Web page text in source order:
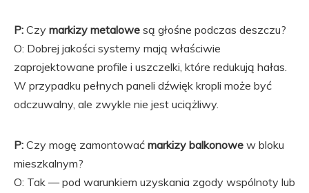
P: Czy markizy metalowe są głośne podczas deszczu?
O: Dobrej jakości systemy mają właściwie
zaprojektowane profile i uszczelki, które redukują hałas.
W przypadku pełnych paneli dźwięk kropli może być
odczuwalny, ale zwykle nie jest uciążliwy.
P: Czy mogę zamontować markizy balkonowe w bloku
mieszkalnym?
O: Tak — pod warunkiem uzyskania zgody wspólnoty lub